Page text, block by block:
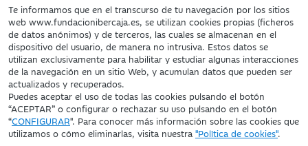
Te informamos que en el transcurso de tu navegación por los sitios
web www.fundacionibercaja.es, se utilizan cookies propias (ficheros
de datos anónimos) y de terceros, las cuales se almacenan en el
dispositivo del usuario, de manera no intrusiva. Estos datos se
utilizan exclusivamente para habilitar y estudiar algunas interacciones
de la navegación en un sitio Web, y acumulan datos que pueden ser
actualizados y recuperados.
Puedes aceptar el uso de todas las cookies pulsando el botón
“ACEPTAR” o configurar o rechazar su uso pulsando en el botón
“CONFIGURAR". Para conocer más información sobre las cookies que
utilizamos o cómo eliminarlas, visita nuestra "Política de cookies".
IBERCAJA BANCO
Fundación Bancaria Ibercaja. C.I.F. G-50000652.
Inscrita en el Registro de Fundaciones del Mº de Educación,
Cultura y Deporte con el nº 1689.
Domicilio social: Joaquín Costa, 13. 50001 Zaragoza.